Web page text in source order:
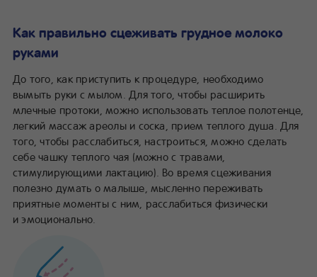
Как правильно сцеживать грудное молоко
руками
До того, как приступить к процедуре, необходимо
вымыть руки с мылом. Для того, чтобы расширить
млечные протоки, можно использовать теплое полотенце,
легкий массаж ареолы и соска, прием теплого душа. Для
того, чтобы расслабиться, настроиться, можно сделать
себе чашку теплого чая (можно с травами,
стимулирующими лактацию). Во время сцеживания
полезно думать о малыше, мысленно переживать
приятные моменты с ним, расслабиться физически
и эмоционально.